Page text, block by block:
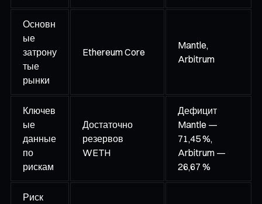
Основн
ые
затрону
тые
рынки
Ethereum Core
Mantle,
Arbitrum
Ключев
ые
данные
по
рискам
Достаточно
резервов
WETH
Дефицит
Mantle —
71,45 %,
Arbitrum —
26,67 %
Риск